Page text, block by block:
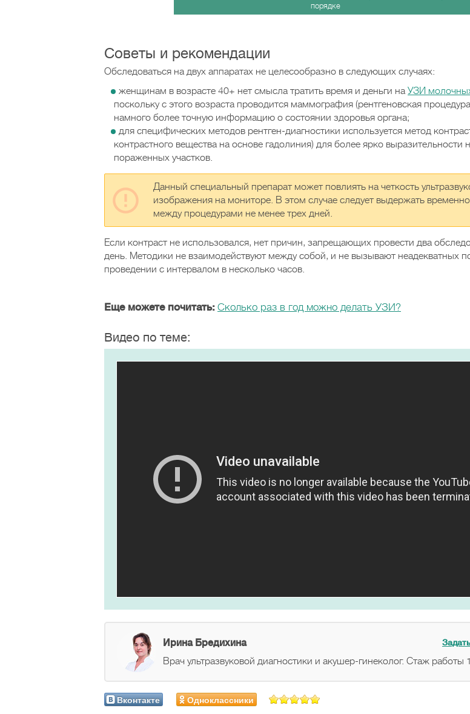
порядке
Советы и рекомендации
Обследоваться на двух аппаратах не целесообразно в следующих случаях:
женщинам в возрасте 40+ нет смысла тратить время и деньги наУЗИ
поскольку с этого возраста проводится маммография (рентгеновская
намного более точную информацию о состоянии здоровья органа;
для специфических методов рентген-диагностики используется метод
контрастного вещества на основе гадолиния) для более ярко выразительности
пораженных участков.
Данный специальный препарат может повлиять на четкость
изображения на мониторе. В этом случае следует выдержать
между процедурами не менее трех дней.
Если контраст не использовался, нет причин, запрещающих провести два
день. Методики не взаимодействуют между собой, и не вызывают неадекватных
проведении с интервалом в несколько часов.
Еще можете почитать: Сколько раз в год можно делать УЗИ?
Видео по теме:
Ирина Бредихина
Врач ультразвуковой диагностики и акушер-гинеколог. Стаж работы
Вконтакте Одноклассники